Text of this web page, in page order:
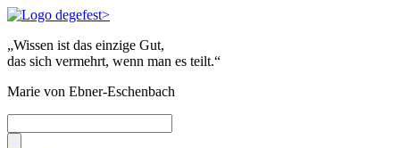
„Wissen ist das einzige Gut,
das sich vermehrt, wenn man es teilt.“
Marie von Ebner-Eschenbach